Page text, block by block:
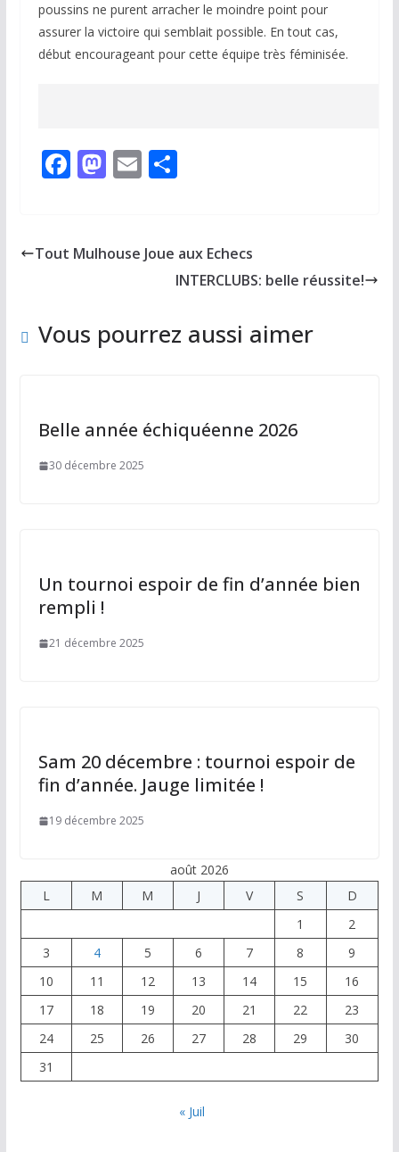
poussins ne purent arracher le moindre point pour
assurer la victoire qui semblait possible. En tout cas,
début encourageant pour cette équipe très féminisée.
F
b
k
M
d
E
l
P
g
er
Tout Mulhouse Joue aux Echecs
INTERCLUBS: belle réussite!
Vous pourrez aussi aimer
Belle année échiquéenne 2026
30 décembre 2025
Un tournoi espoir de fin d’année bien
rempli !
21 décembre 2025
Sam 20 décembre : tournoi espoir de
fin d’année. Jauge limitée !
19 décembre 2025
août 2026
L
M M J V S
D
1
2
3
4 5 6 7 8
9
10
11 12 13 14 15
16
17
18 19 20 21 22
23
24
25 26 27 28 29
30
31
« Juil